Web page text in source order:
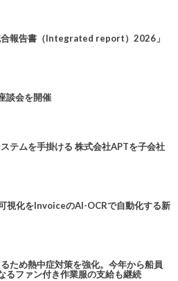
合報告書（Integrated report）2026」
談会を開催
テムを手掛ける 株式会社APTを子会社
視化をInvoiceのAI-OCRで自動化する新
ため熱中症対策を強化。今年から船員
るファン付き作業服の支給も継続